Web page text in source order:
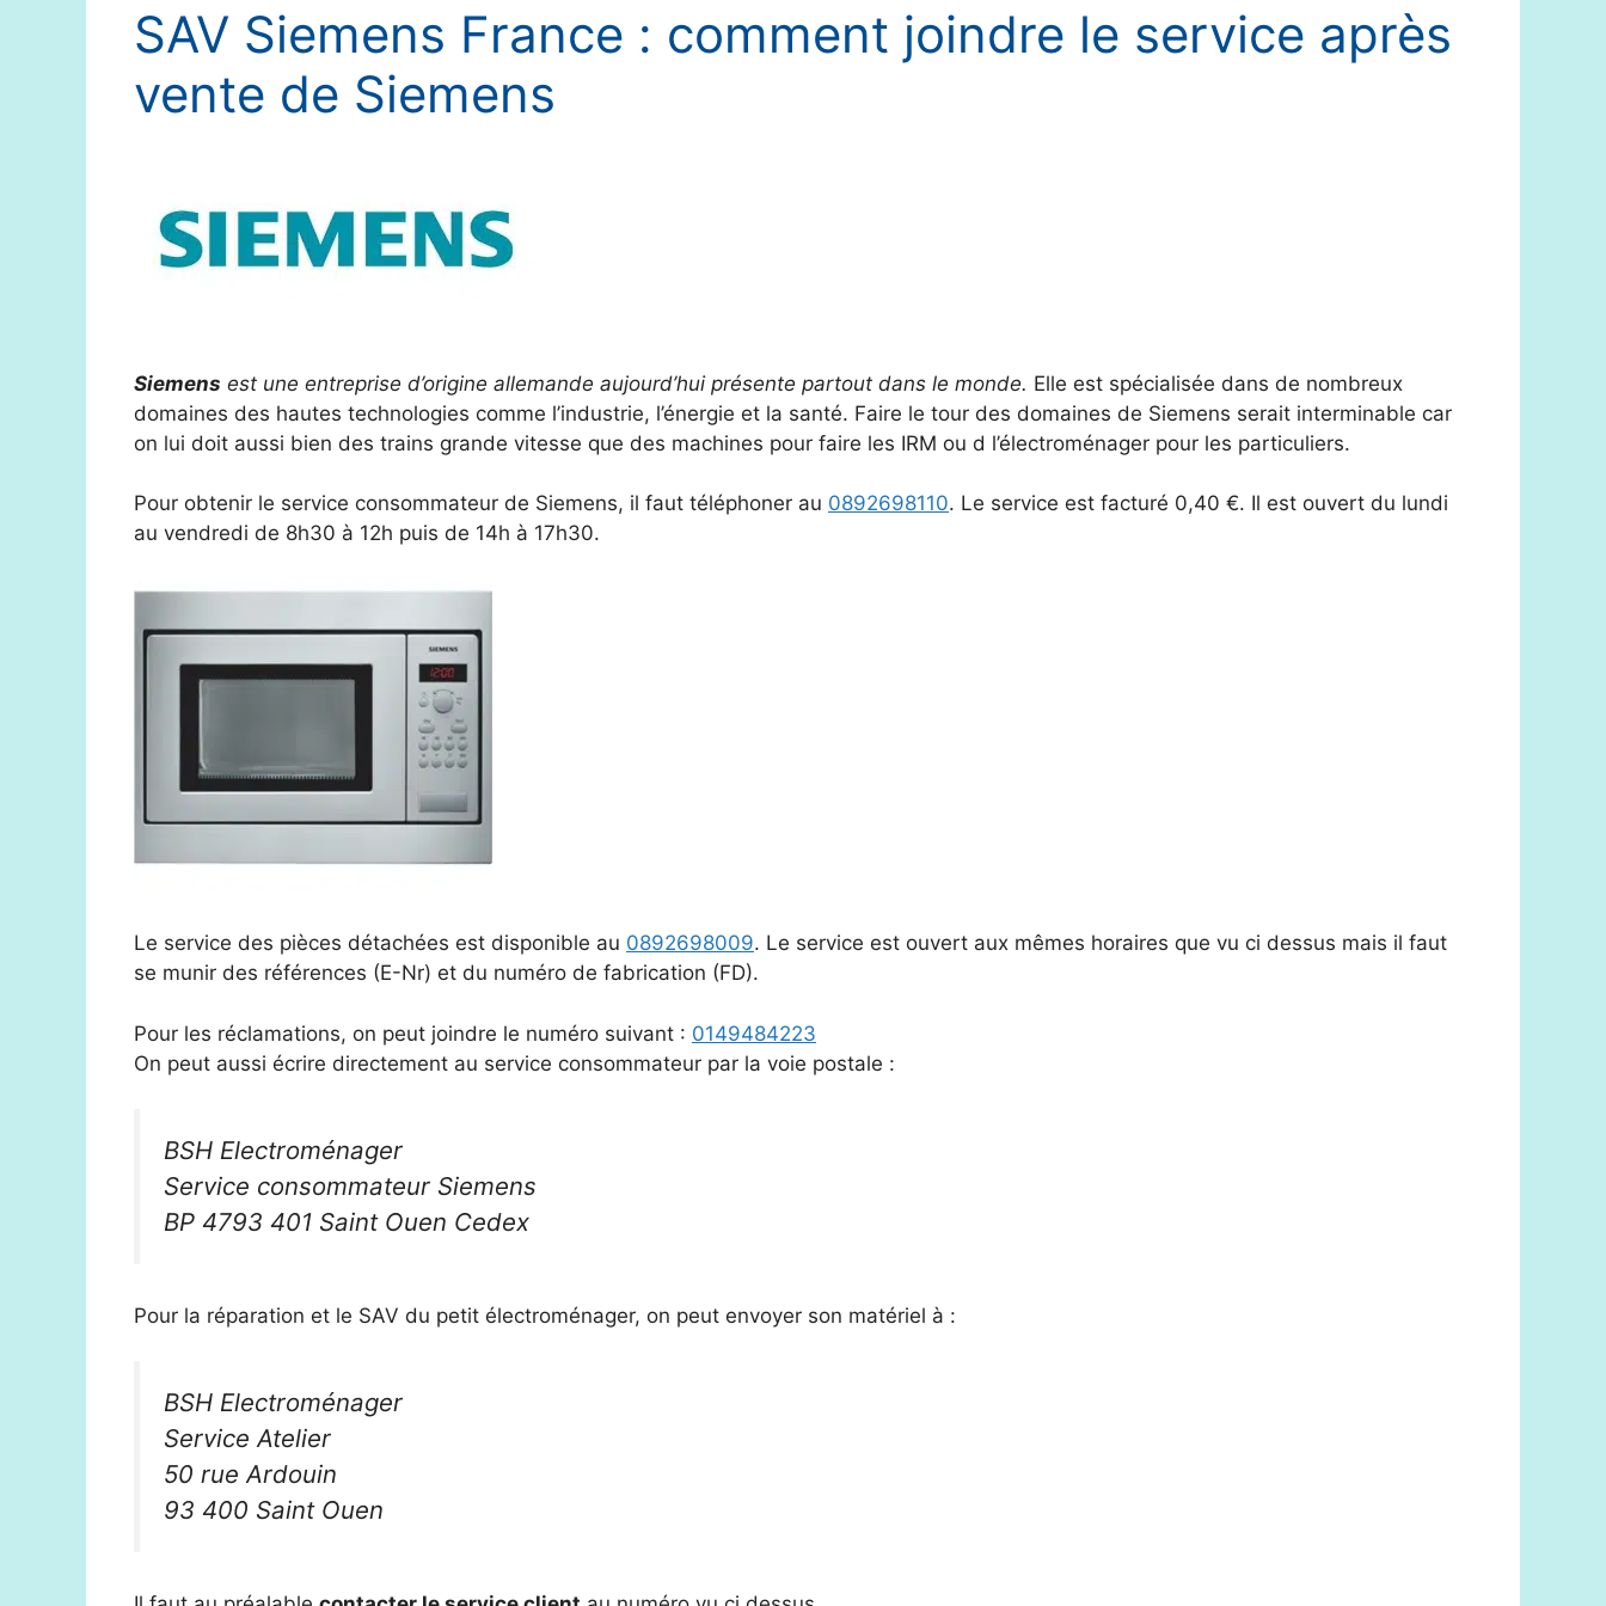
SAV Siemens France : comment joindre le service après
vente de Siemens
Siemens est une entreprise d’origine allemande aujourd’hui présente partout dans le monde. Elle est spécialisée dans de nombreux
domaines des hautes technologies comme l’industrie, l’énergie et la santé. Faire le tour des domaines de Siemens serait interminable car
on lui doit aussi bien des trains grande vitesse que des machines pour faire les IRM ou d l’électroménager pour les particuliers.
Pour obtenir le service consommateur de Siemens, il faut téléphoner au 0892698110. Le service est facturé 0,40 €. Il est ouvert du lundi
au vendredi de 8h30 à 12h puis de 14h à 17h30.
Le service des pièces détachées est disponible au 0892698009. Le service est ouvert aux mêmes horaires que vu ci dessus mais il faut
se munir des références (E-Nr) et du numéro de fabrication (FD).
Pour les réclamations, on peut joindre le numéro suivant : 0149484223
On peut aussi écrire directement au service consommateur par la voie postale :
BSH Electroménager
Service consommateur Siemens
BP 4793 401 Saint Ouen Cedex
Pour la réparation et le SAV du petit électroménager, on peut envoyer son matériel à :
BSH Electroménager
Service Atelier
50 rue Ardouin
93 400 Saint Ouen